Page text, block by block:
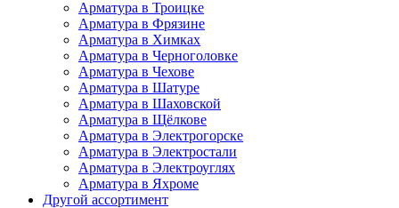
Арматура в Троицке
Арматура в Фрязине
Арматура в Химках
Арматура в Черноголовке
Арматура в Чехове
Арматура в Шатуре
Арматура в Шаховской
Арматура в Щёлкове
Арматура в Электрогорске
Арматура в Электростали
Арматура в Электроуглях
Арматура в Яхроме
Другой ассортимент